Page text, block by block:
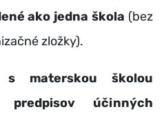
ako jedna škola (bez
zložky).
s materskou školou
predpisov účinných